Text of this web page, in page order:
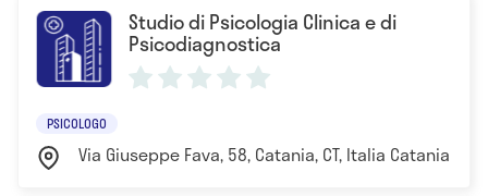
Studio di Psicologia Clinica e di
Psicodiagnostica
PSICOLOGO
Via Giuseppe Fava, 58, Catania, CT, Italia Catania